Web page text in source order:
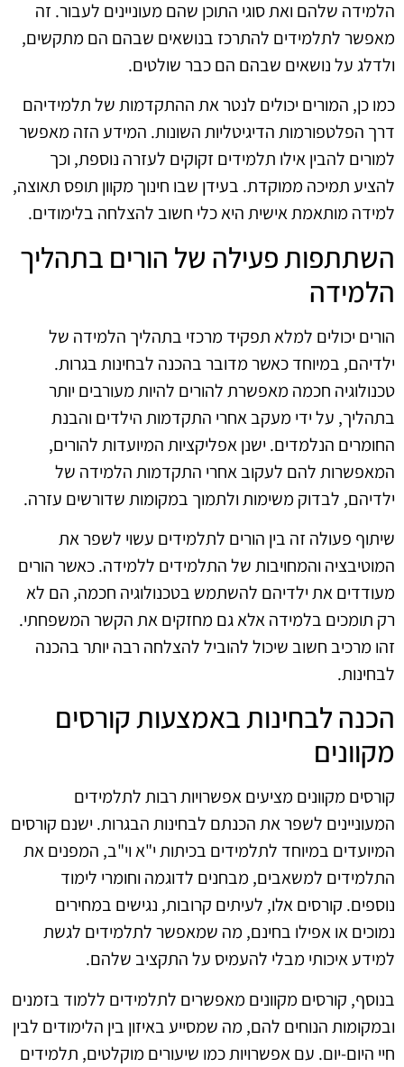
הלמידה שלהם ואת סוגי התוכן שהם מעוניינים לעבור. זה
מאפשר לתלמידים להתרכז בנושאים שבהם הם מתקשים,
ולדלג על נושאים שבהם הם כבר שולטים.
כמו כן, המורים יכולים לנטר את ההתקדמות של תלמידיהם
דרך הפלטפורמות הדיגיטליות השונות. המידע הזה מאפשר
למורים להבין אילו תלמידים זקוקים לעזרה נוספת, וכך
להציע תמיכה ממוקדת. בעידן שבו חינוך מקוון תופס תאוצה,
למידה מותאמת אישית היא כלי חשוב להצלחה בלימודים.
השתתפות פעילה של הורים בתהליך
הלמידה
הורים יכולים למלא תפקיד מרכזי בתהליך הלמידה של
ילדיהם, במיוחד כאשר מדובר בהכנה לבחינות בגרות.
טכנולוגיה חכמה מאפשרת להורים להיות מעורבים יותר
בתהליך, על ידי מעקב אחרי התקדמות הילדים והבנת
החומרים הנלמדים. ישנן אפליקציות המיועדות להורים,
המאפשרות להם לעקוב אחרי התקדמות הלמידה של
ילדיהם, לבדוק משימות ולתמוך במקומות שדורשים עזרה.
שיתוף פעולה זה בין הורים לתלמידים עשוי לשפר את
המוטיבציה והמחויבות של התלמידים ללמידה. כאשר הורים
מעודדים את ילדיהם להשתמש בטכנולוגיה חכמה, הם לא
רק תומכים בלמידה אלא גם מחזקים את הקשר המשפחתי.
זהו מרכיב חשוב שיכול להוביל להצלחה רבה יותר בהכנה
לבחינות.
הכנה לבחינות באמצעות קורסים
מקוונים
קורסים מקוונים מציעים אפשרויות רבות לתלמידים
המעוניינים לשפר את הכנתם לבחינות הבגרות. ישנם קורסים
המיועדים במיוחד לתלמידים בכיתות י"א וי"ב, המפנים את
התלמידים למשאבים, מבחנים לדוגמה וחומרי לימוד
נוספים. קורסים אלו, לעיתים קרובות, נגישים במחירים
נמוכים או אפילו בחינם, מה שמאפשר לתלמידים לגשת
למידע איכותי מבלי להעמיס על התקציב שלהם.
בנוסף, קורסים מקוונים מאפשרים לתלמידים ללמוד בזמנים
ובמקומות הנוחים להם, מה שמסייע באיזון בין הלימודים לבין
חיי היום-יום. עם אפשרויות כמו שיעורים מוקלטים, תלמידים